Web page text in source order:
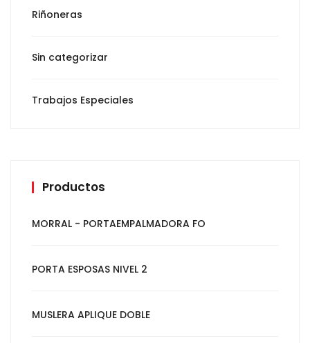
Riñoneras
Sin categorizar
Trabajos Especiales
Productos
MORRAL - PORTAEMPALMADORA FO
PORTA ESPOSAS NIVEL 2
MUSLERA APLIQUE DOBLE